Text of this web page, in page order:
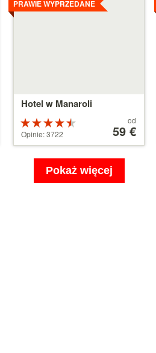
Hotel w Manaroli
PRAWIE WYPRZEDANE
4.5 na 5
gwiazdek
Opinie: 3722
od
59 €
Pokaż więcej